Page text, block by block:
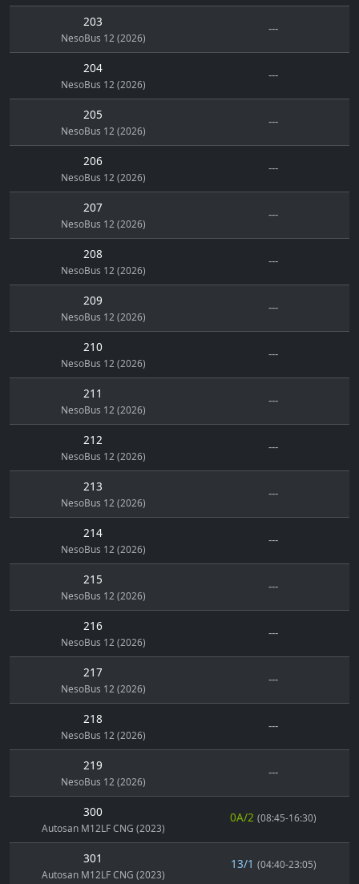
203
NesoBus 12 (2026)
---
204
NesoBus 12 (2026)
---
205
NesoBus 12 (2026)
---
206
NesoBus 12 (2026)
---
207
NesoBus 12 (2026)
---
208
NesoBus 12 (2026)
---
209
NesoBus 12 (2026)
---
210
NesoBus 12 (2026)
---
211
NesoBus 12 (2026)
---
212
NesoBus 12 (2026)
---
213
NesoBus 12 (2026)
---
214
NesoBus 12 (2026)
---
215
NesoBus 12 (2026)
---
216
NesoBus 12 (2026)
---
217
NesoBus 12 (2026)
---
218
NesoBus 12 (2026)
---
219
NesoBus 12 (2026)
---
300
Autosan M12LF CNG (2023)
0A/2 (08:45-16:30)
301
Autosan M12LF CNG (2023)
13/1 (04:40-23:05)